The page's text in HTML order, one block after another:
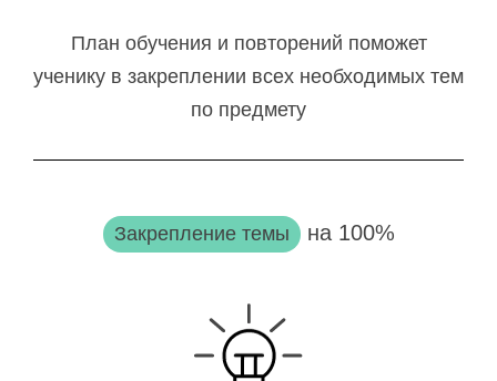
План обучения и повторений поможет
ученику в закреплении всех необходимых тем
по предмету
Закрепление темы на 100%